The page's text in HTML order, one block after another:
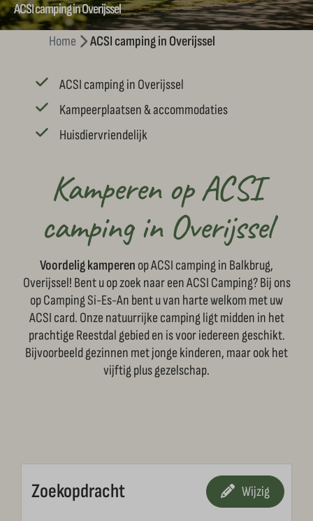
ACSI camping in Overijssel
Home
ACSI camping in Overijssel
ACSI camping in Overijssel
Kampeerplaatsen & accommodaties
Huisdiervriendelijk
Kamperen op ACSI
camping in Overijssel
Voordelig kamperen op ACSI camping in Balkbrug,
Overijssel! Bent u op zoek naar een ACSI Camping? Bij ons
op Camping Si-Es-An bent u van harte welkom met uw
ACSI card. Onze natuurrijke camping ligt midden in het
prachtige Reestdal gebied en is voor iedereen geschikt.
Bijvoorbeeld gezinnen met jonge kinderen, maar ook het
vijftig plus gezelschap.
Zoekopdracht Wijzig